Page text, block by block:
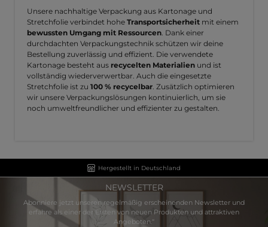
Unsere nachhaltige Verpackung aus Kartonage und
Stretchfolie verbindet hohe Transportsicherheit mit einem
bewussten Umgang mit Ressourcen . Dank einer
durchdachten Verpackungstechnik schützen wir deine
Bestellung zuverlässig und effizient. Die verwendete
Kartonage besteht aus recycelten Materialien und ist
vollständig wiederverwertbar. Auch die eingesetzte
Stretchfolie ist zu 100 % recycelbar . Zusätzlich optimieren
wir unsere Verpackungslösungen kontinuierlich, um sie
noch umweltfreundlicher und effizienter zu gestalten.
Hergestellt in Deutschland
NEWSLETTER
Abonniere jetzt unseren regelmäßig erscheinenden Newsletter und
erfahre als einer der Ersten von neuen Produkten und attraktiven
Angeboten.“